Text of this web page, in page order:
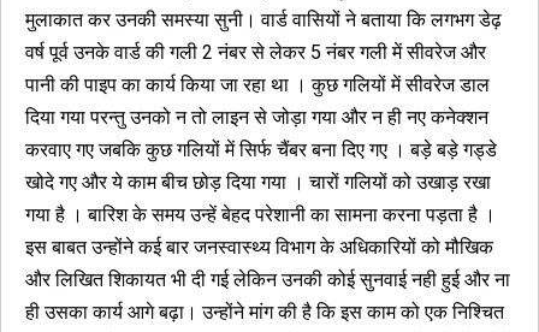
मुलाकात कर उनकी समस्या सुनी। वार्ड वासियों ने बताया कि लगभग डेढ़
वर्ष पूर्व उनके वार्ड की गली 2 नंबर से लेकर 5 नंबर गली में सीवरेज और
पानी की पाइप का कार्य किया जा रहा था । कुछ गलियों में सीवरेज डाल
दिया गया परन्तु उनको न तो लाइन से जोड़ा गया और न ही नए कनेक्शन
करवाए गए जबकि कुछ गलियों में सिर्फ चैंबर बना दिए गए । बड़े बड़े गड्डे
खोदे गए और ये काम बीच छोड़ दिया गया । चारों गलियों को उखाड़ रखा
गया है । बारिश के समय उन्हें बेहद परेशानी का सामना करना पड़ता है ।
इस बाबत उन्होंने कई बार जनस्वास्थ्य विभाग के अधिकारियों को मौखिक
और लिखित शिकायत भी दी गई लेकिन उनकी कोई सुनवाई नही हुई और ना
ही उसका कार्य आगे बढ़ा। उन्होंने मांग की है कि इस काम को एक निश्चित